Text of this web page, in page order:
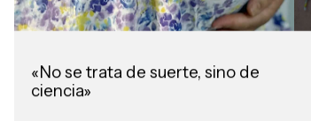
«No se trata de suerte, sino de
ciencia»